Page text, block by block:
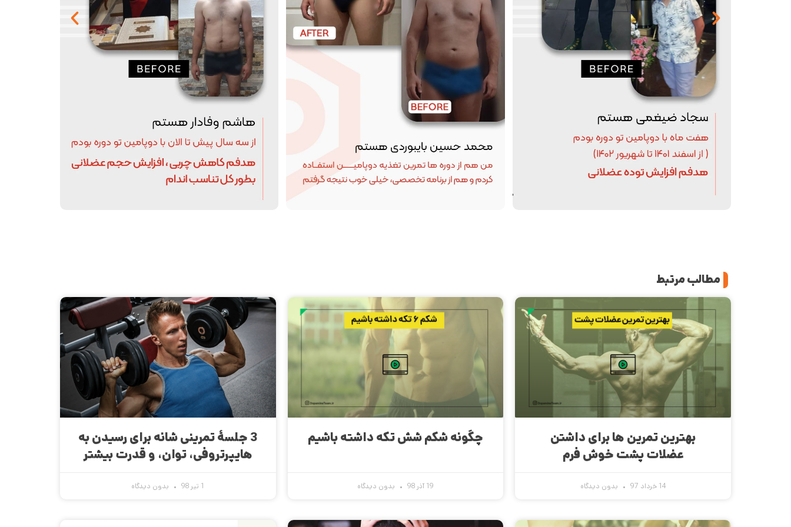
مطالب مرتبط
بهترین تمرین ها برای داشتن
عضلات پشت خوش فرم
14 خرداد 97 بدون دیدگاه
چگونه شکم شش تکه داشته باشیم
19 آذر 98 بدون دیدگاه
3 جلسۀ تمرینی شانه برای رسیدن به
هایپرتروفی، توان، و قدرت بیشتر
1 تیر 98 بدون دیدگاه